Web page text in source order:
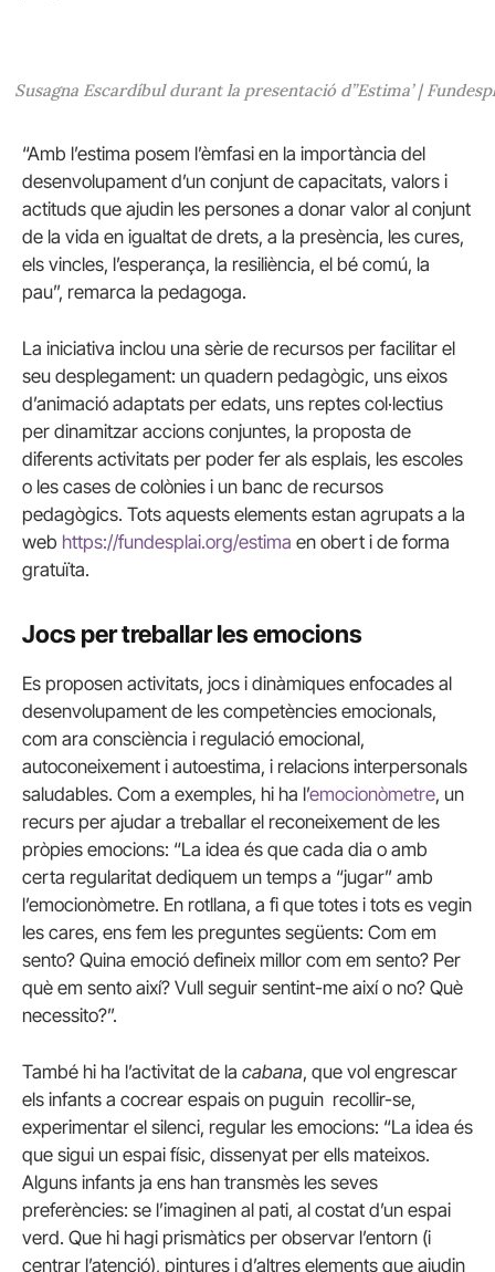
Susagna Escardíbul durant la presentació d”Estima’ |
“Amb l’estima posem l’èmfasi en la importància del
desenvolupament d’un conjunt de capacitats, valors i
actituds que ajudin les persones a donar valor al conjunt
de la vida en igualtat de drets, a la presència, les cures,
els vincles, l’esperança, la resiliència, el bé comú, la
pau”, remarca la pedagoga.
La iniciativa inclou una sèrie de recursos per facilitar el
seu desplegament: un quadern pedagògic, uns eixos
d’animació adaptats per edats, uns reptes col·lectius
per dinamitzar accions conjuntes, la proposta de
diferents activitats per poder fer als esplais, les escoles
o les cases de colònies i un banc de recursos
pedagògics. Tots aquests elements estan agrupats a la
web https://fundesplai.org/estima en obert i de forma
gratuïta.
Jocs per treballar les emocions
Es proposen activitats, jocs i dinàmiques enfocades al
desenvolupament de les competències emocionals,
com ara consciència i regulació emocional,
autoconeixement i autoestima, i relacions interpersonals
saludables. Com a exemples, hi ha l’emocionòmetre, un
recurs per ajudar a treballar el reconeixement de les
pròpies emocions: “La idea és que cada dia o amb
certa regularitat dediquem un temps a “jugar” amb
l’emocionòmetre. En rotllana, a fi que totes i tots es vegin
les cares, ens fem les preguntes següents: Com em
sento? Quina emoció defineix millor com em sento? Per
què em sento així? Vull seguir sentint-me així o no? Què
necessito?”.
També hi ha l’activitat de la cabana, que vol engrescar
els infants a cocrear espais on puguin recollir-se,
experimentar el silenci, regular les emocions: “La idea és
que sigui un espai físic, dissenyat per ells mateixos.
Alguns infants ja ens han transmès les seves
preferències: se l’imaginen al pati, al costat d’un espai
verd. Que hi hagi prismàtics per observar l’entorn (i
centrar l’atenció), pintures i d’altres elements que ajudin